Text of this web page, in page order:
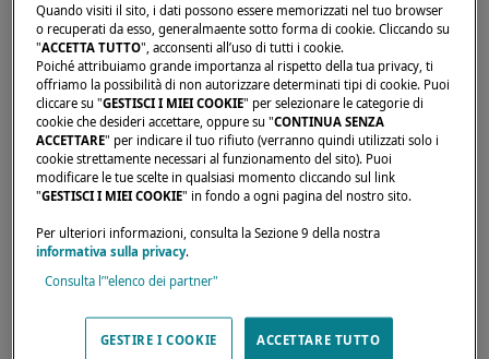
nostri modelli.
VIENI A SCOPRIRE
Quando visiti il sito, i dati possono essere memorizzati nel tuo browser
o recuperati da esso, generalmaente sotto forma di cookie. Cliccando su
"ACCETTA TUTTO", acconsenti all’uso di tutti i cookie.
Poiché attribuiamo grande importanza al rispetto della tua privacy, ti
offriamo la possibilità di non autorizzare determinati tipi di cookie. Puoi
cliccare su "GESTISCI I MIEI COOKIE" per selezionare le categorie di
cookie che desideri accettare, oppure su "CONTINUA SENZA
ACCETTARE" per indicare il tuo rifiuto (verranno quindi utilizzati solo i
cookie strettamente necessari al funzionamento del sito). Puoi
modificare le tue scelte in qualsiasi momento cliccando sul link
"GESTISCI I MIEI COOKIE" in fondo a ogni pagina del nostro sito.
Per ulteriori informazioni, consulta la Sezione 9 della nostra
informativa sulla privacy.
Consulta l’"elenco dei partner"
GESTIRE I COOKIE ACCETTARE TUTTO